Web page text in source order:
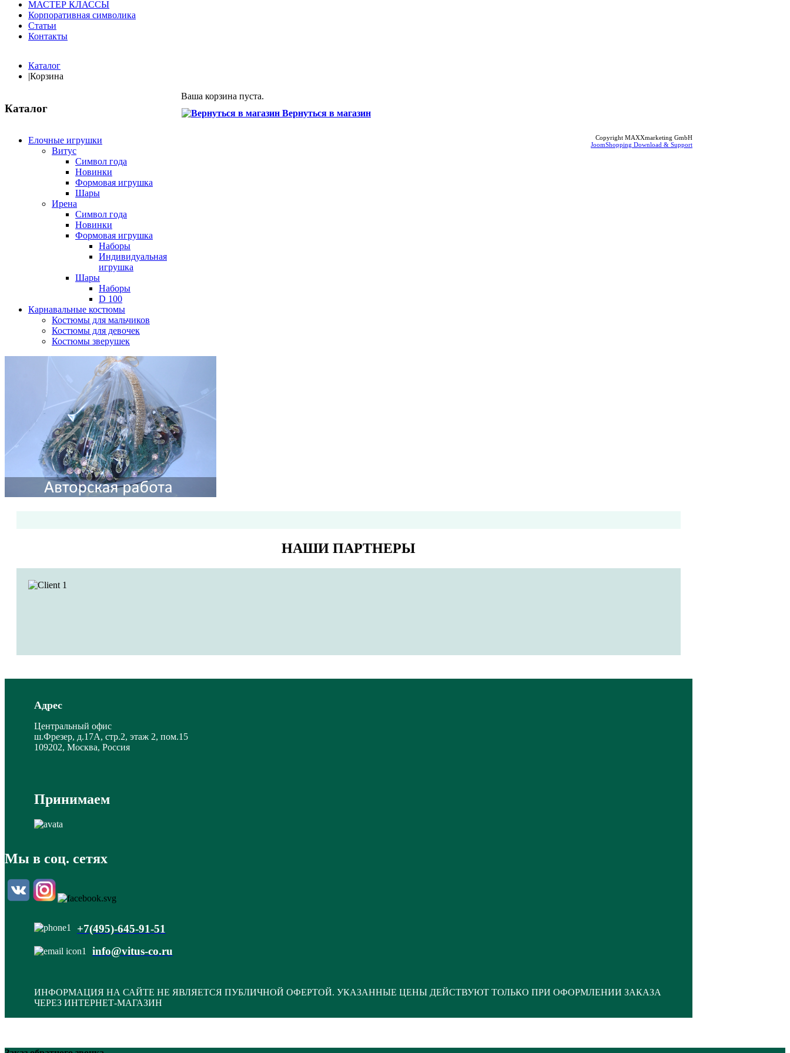
МАСТЕР КЛАССЫ
Корпоративная символика
Статьи
Контакты
Каталог
|Корзина
Каталог
Елочные игрушки
Витус
Символ года
Новинки
Формовая игрушка
Шары
Ирена
Символ года
Новинки
Формовая игрушка
Наборы
Индивидуальная
игрушка
Шары
Наборы
D 100
Карнавальные костюмы
Костюмы для мальчиков
Костюмы для девочек
Костюмы зверушек
Ваша корзина пуста.
Вернуться в магазин
Copyright MAXXmarketing GmbH
JoomShopping Download & Support
НАШИ ПАРТНЕРЫ
Адрес
Центральный офис
ш.Фрезер, д.17А, стр.2, этаж 2, пом.15
109202, Москва, Россия
Принимаем
Мы в соц. сетях
+7(495)-645-91-51
info@vitus-co.ru
ИНФОРМАЦИЯ НА САЙТЕ НЕ ЯВЛЯЕТСЯ ПУБЛИЧНОЙ ОФЕРТОЙ. УКАЗАННЫЕ ЦЕНЫ ДЕЙСТВУЮТ ТОЛЬКО ПРИ ОФОРМЛЕНИИ ЗАКАЗА
ЧЕРЕЗ ИНТЕРНЕТ-МАГАЗИН